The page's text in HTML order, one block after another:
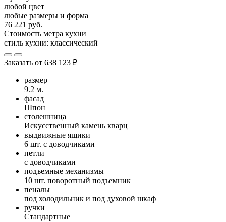
любой цвет
любые размеры и форма
76 221 руб.
Стоимость метра кухни
стиль кухни: классический
Заказать от 638 123 ₽
размер
9.2 м.
фасад
Шпон
столешница
Искусственный камень кварц
выдвижные ящики
6 шт. с доводчиками
петли
с доводчиками
подъемные механизмы
10 шт. поворотный подъемник
пеналы
под холодильник и под духовой шкаф
ручки
Стандартные